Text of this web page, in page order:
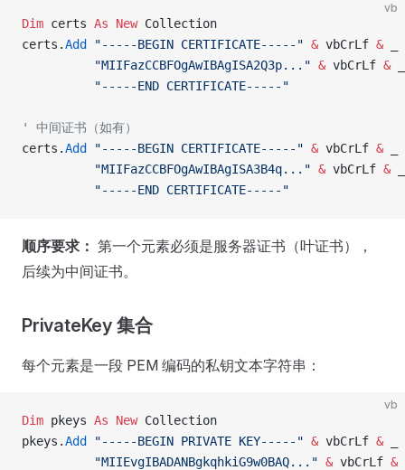
vb
Dim certs As New Collection
certs.Add "-----BEGIN CERTIFICATE-----" & vbCrLf & _
          "MIIFazCCBFOgAwIBAgISA2Q3p..."
& vbCrLf & _
          "-----END CERTIFICATE-----"
' 中间证书（如有）
certs.Add "-----BEGIN CERTIFICATE-----" & vbCrLf & _
          "MIIFazCCBFOgAwIBAgISA3B4q..."
& vbCrLf & _
          "-----END CERTIFICATE-----"
顺序要求： 第一个元素必须是服务器证书（叶证书），
后续为中间证书。
PrivateKey 集合
每个元素是一段 PEM 编码的私钥文本字符串：
vb
Dim pkeys As New Collection
pkeys.Add "-----BEGIN PRIVATE KEY-----" & vbCrLf & _
          "MIIEvgIBADANBgkqhkiG9w0BAQ..."
& vbCrLf &